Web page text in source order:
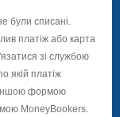
були списані.
платіж або карта
зі службою
якій платіж
іншою формою
MoneyBookers.